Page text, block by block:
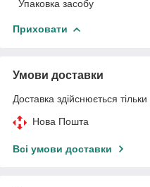
Упаковка засобу
Приховати
Умови доставки
Доставка здійснюється
Нова Пошта
Всі умови доставки